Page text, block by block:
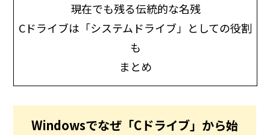
現在でも残る伝統的な名残
Cドライブは「システムドライブ」としての役割
も
まとめ
Windowsでなぜ「Cドライブ」から始